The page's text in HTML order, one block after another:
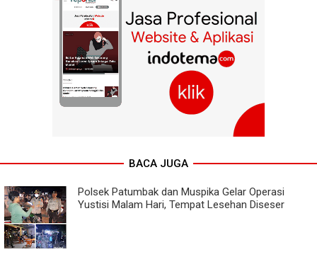
BACA JUGA
Polsek Patumbak dan Muspika Gelar Operasi
Yustisi Malam Hari, Tempat Lesehan Diseser